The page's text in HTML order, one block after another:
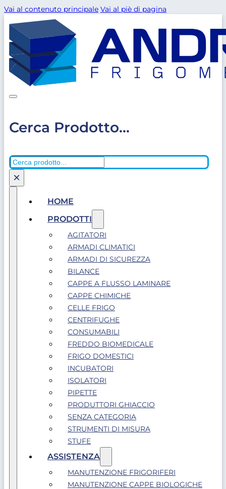
Vai al contenuto principale Vai al piè di pagina
Cerca Prodotto...
Cerca
×
HOME
PRODOTTI
AGITATORI
ARMADI CLIMATICI
ARMADI DI SICUREZZA
BILANCE
CAPPE A FLUSSO LAMINARE
CAPPE CHIMICHE
CELLE FRIGO
CENTRIFUGHE
CONSUMABILI
FREDDO BIOMEDICALE
FRIGO DOMESTICI
INCUBATORI
ISOLATORI
PIPETTE
PRODUTTORI GHIACCIO
SENZA CATEGORIA
STRUMENTI DI MISURA
STUFE
ASSISTENZA
MANUTENZIONE FRIGORIFERI
MANUTENZIONE CAPPE BIOLOGICHE